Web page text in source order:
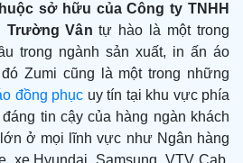
sở hữu của Công ty TNHH
Trường Vân tự hào là một trong
trong ngành sản xuất, in ấn áo
Zumi cũng là một trong những
đồng phục uy tín tại khu vực phía
tin cậy của hàng ngàn khách
ở mọi lĩnh vực như Ngân hàng
xe Hyundai, Samsung, VTV Cab,